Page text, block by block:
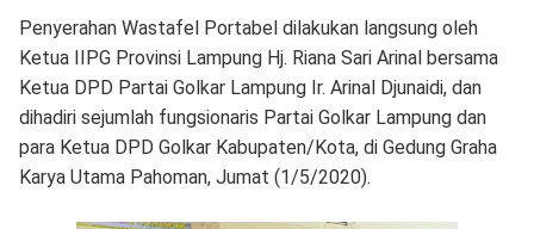
Penyerahan Wastafel Portabel dilakukan langsung oleh
Ketua IIPG Provinsi Lampung Hj. Riana Sari Arinal bersama
Ketua DPD Partai Golkar Lampung Ir. Arinal Djunaidi, dan
dihadiri sejumlah fungsionaris Partai Golkar Lampung dan
para Ketua DPD Golkar Kabupaten/Kota, di Gedung Graha
Karya Utama Pahoman, Jumat (1/5/2020).